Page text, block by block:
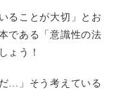
ることが大切」とお
である「意識性の法
ょう！
…」そう考えている